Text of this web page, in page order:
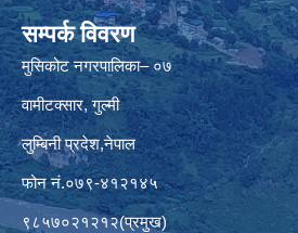
सम्पर्क विवरण
मुसिकोट नगरपालिका– ०७
वामीटक्सार, गुल्मी
लुम्बिनी प्रदेश,नेपाल
फोन नं.०७९-४१२१४५
९८५७०२१२१२(प्रमुख)